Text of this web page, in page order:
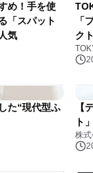
め！手を使
「スパット
気
「
ク
7/
た“現代型ふ
【
ト
株